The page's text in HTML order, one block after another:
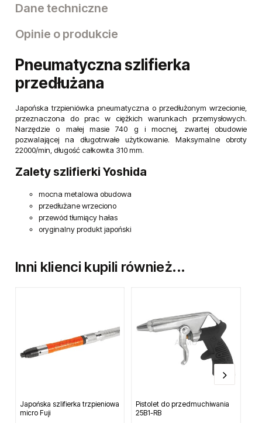
Dane techniczne
Opinie o produkcie
Pneumatyczna szlifierka
przedłużana
Japońska trzpieniówka pneumatyczna o przedłużonym wrzecionie,
przeznaczona do prac w ciężkich warunkach przemysłowych.
Narzędzie o małej masie 740 g i mocnej, zwartej obudowie
pozwalającej na długotrwałe użytkowanie. Maksymalne obroty
22000/min, długość całkowita 310 mm.
Zalety szlifierki Yoshida
mocna metalowa obudowa
przedłużane wrzeciono
przewód tłumiący hałas
oryginalny produkt japoński
Inni klienci kupili również...
Japońska szlifierka trzpieniowa
micro Fuji
Pistolet do przedmuchiwania
25B1-RB